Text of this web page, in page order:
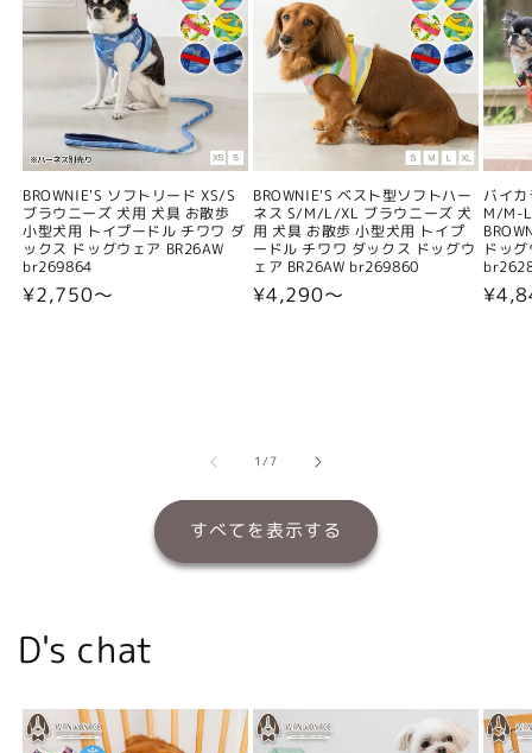
BROWNIE'S ソフトリード XS/S
ブラウニーズ 犬用 犬具 お散歩
小型犬用 トイプードル チワワ ダ
ックス ドッグウェア BR26AW
br269864
通
¥2,750〜
BROWNIE'S ベスト型ソフトハー
ネス S/M/L/XL ブラウニーズ 犬
用 犬具 お散歩 小型犬用 トイプ
ードル チワワ ダックス ドッグウ
ェア BR26AW br269860
通
¥4,290〜
バイ
M/M-
ドッ
通
1/の
7
すべてを表示する
D's chat